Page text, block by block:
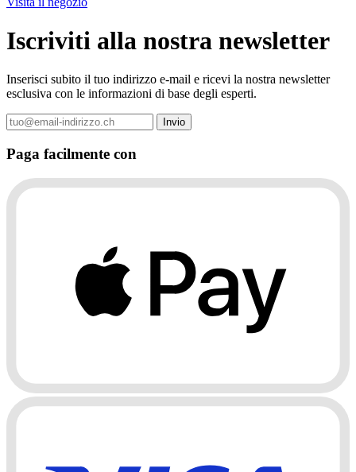
Iscriviti alla nostra newsletter
Inserisci subito il tuo indirizzo e-mail e ricevi la nostra newsletter
esclusiva con le informazioni di base degli esperti.
Paga facilmente con